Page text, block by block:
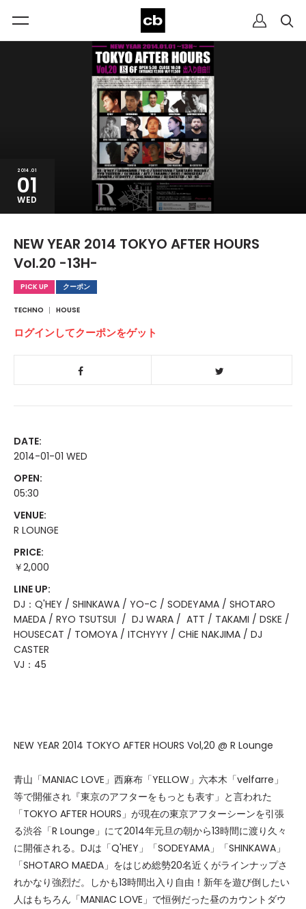
2014.01
01
WED
NEW YEAR 2014 TOKYO AFTER HOURS
Vol.20 -13H-
PICK UP クーポン
TECHNO HOUSE
ログインしてクーポンをゲット
DATE:
2014-01-01 WED
OPEN:
05:30
VENUE:
R LOUNGE
PRICE:
￥2,000
LINE UP:
DJ：Q'HEY / SHINKAWA / YO-C / SODEYAMA / SHOTARO
MAEDA / RYO TSUTSUI / DJ WARA / ATT / TAKAMI / DSKE /
HOUSECAT / TOMOYA / ITCHYYY / CHiE NAKJIMA / DJ
CASTER
VJ：45
NEW YEAR 2014 TOKYO AFTER HOURS Vol,20 @ R Lounge
青山「MANIAC LOVE」西麻布「YELLOW」六本木「velfarre」
等で開催され『東京のアフターをもっとも表す」と言われた
「TOKYO AFTER HOURS」が現在の東京アフターシーンを引張
る渋谷「R Lounge」にて2014年元旦の朝から13時間に渡り久々
に開催される。DJは「Q'HEY」「SODEYAMA」「SHINKAWA」
「SHOTARO MAEDA」をはじめ総勢20名近くがラインナップさ
れかなり強烈だ。しかも13時間出入り自由！新年を遊び倒したい
人はもちろん「MANIAC LOVE」で恒例だった昼のカウントダウ